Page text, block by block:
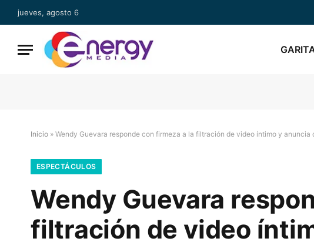
jueves, agosto 6
Inicio » Wendy Guevara responde con firmeza a la filtración de video íntimo y anuncia
ESPECTÁCULOS
Wendy Guevara
filtración de video